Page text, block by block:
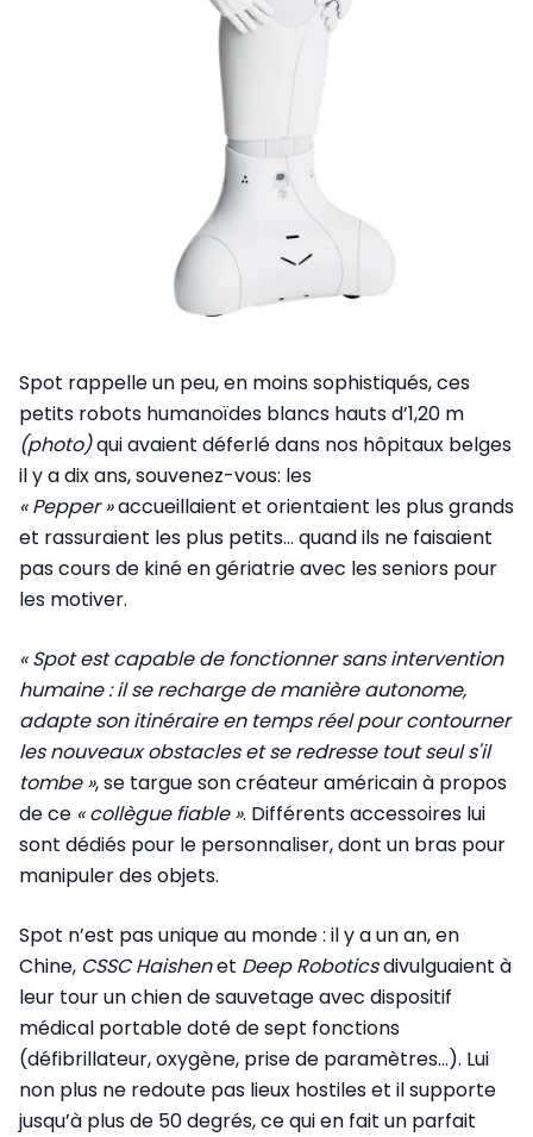
Spot rappelle un peu, en moins sophistiqués, ces
petits robots humanoïdes blancs hauts d’1,20 m
(photo)qui avaient déferlé dans nos hôpitaux belges
il y a dix ans, souvenez-vous: les
« Pepper »accueillaient et orientaient les plus grands
et rassuraient les plus petits… quand ils ne faisaient
pas cours de kiné en gériatrie avec les seniors pour
les motiver.
« Spot est capable de fonctionner sans intervention
humaine : il se recharge de manière autonome,
adapte son itinéraire en temps réel pour contourner
les nouveaux obstacles et se redresse tout seul s'il
tombe », se targue son créateur américain à propos
de ce « collègue fiable ». Différents accessoires lui
sont dédiés pour le personnaliser, dont un bras pour
manipuler des objets.
Spot n’est pas unique au monde : il y a un an, en
Chine, CSSC Haishenet Deep Roboticsdivulguaient à
leur tour un chien de sauvetage avec dispositif
médical portable doté de sept fonctions
(défibrillateur, oxygène, prise de paramètres…). Lui
non plus ne redoute pas lieux hostiles et il supporte
jusqu’à plus de 50 degrés, ce qui en fait un parfait